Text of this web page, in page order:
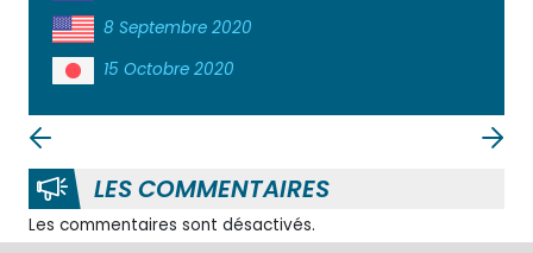
8 Septembre 2020
15 Octobre 2020
LES COMMENTAIRES
Les commentaires sont désactivés.